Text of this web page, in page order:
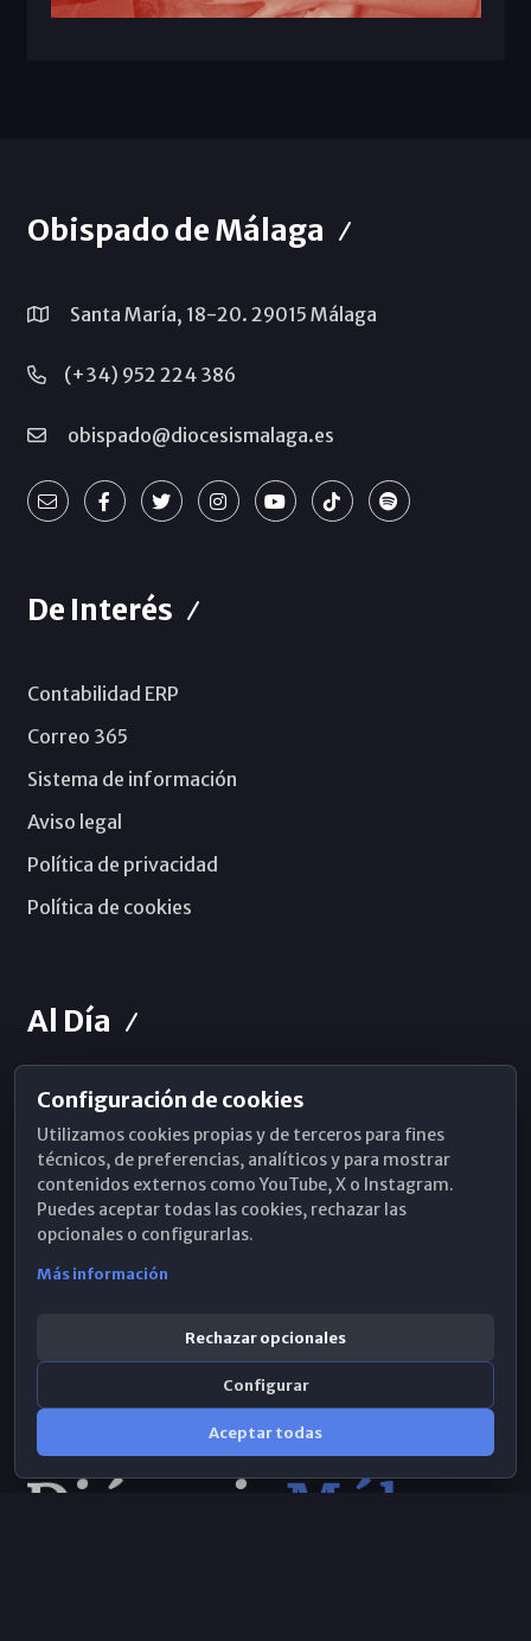
Obispado de Málaga
Santa María, 18-20. 29015 Málaga
(+34) 952 224 386
obispado@diocesismalaga.es
De Interés
Contabilidad ERP
Correo 365
Sistema de información
Aviso legal
Política de privacidad
Política de cookies
Al Día
Horarios de Misa
Hemeroteca
WhatsApp
Configuración de cookies
Utilizamos cookies propias y de terceros para fines
técnicos, de preferencias, analíticos y para mostrar
contenidos externos como YouTube, X o Instagram.
Puedes aceptar todas las cookies, rechazar las
opcionales o configurarlas.
Más información
Rechazar opcionales
Configurar
Aceptar todas